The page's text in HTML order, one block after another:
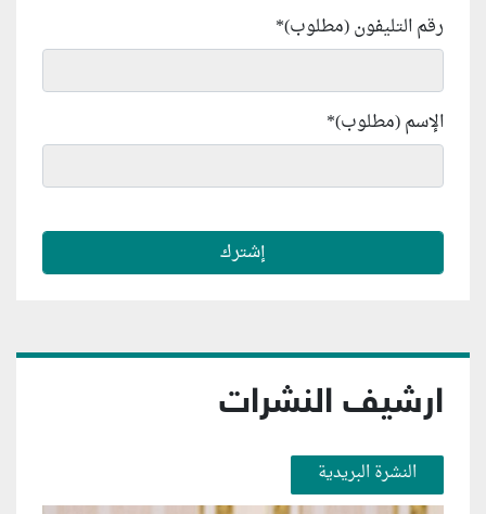
رقم التليفون (مطلوب)*
الإسم (مطلوب)*
ارشيف النشرات
النشرة البريدية